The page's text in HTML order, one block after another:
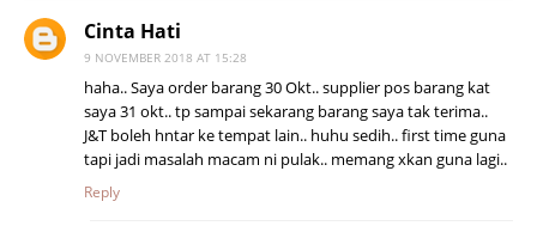
Cinta Hati
9 NOVEMBER 2018 AT 15:28
haha.. Saya order barang 30 Okt.. supplier pos barang kat
saya 31 okt.. tp sampai sekarang barang saya tak terima..
J&T boleh hntar ke tempat lain.. huhu sedih.. first time guna
tapi jadi masalah macam ni pulak.. memang xkan guna lagi..
Reply